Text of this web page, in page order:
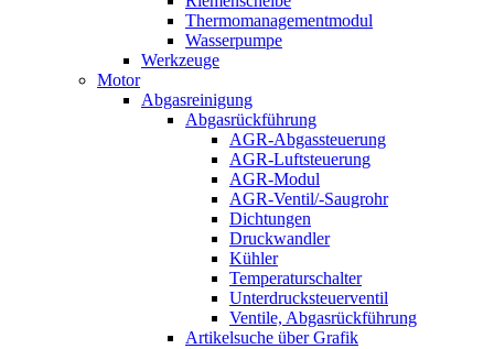
Thermomanagementmodul
Wasserpumpe
Werkzeuge
Motor
Abgasreinigung
Abgasrückführung
AGR-Abgassteuerung
AGR-Luftsteuerung
AGR-Modul
AGR-Ventil/-Saugrohr
Dichtungen
Druckwandler
Kühler
Temperaturschalter
Unterdrucksteuerventil
Ventile, Abgasrückführung
Artikelsuche über Grafik